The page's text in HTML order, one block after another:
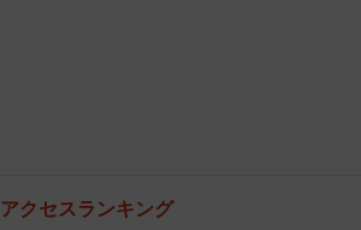
アクセスランキング